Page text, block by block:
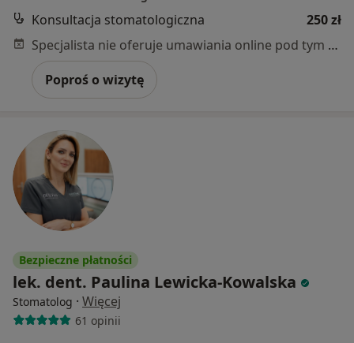
Konsultacja stomatologiczna
250 zł
Specjalista nie oferuje umawiania online pod tym adresem.
Poproś o wizytę
Bezpieczne płatności
lek. dent. Paulina Lewicka-Kowalska
Stomatolog · Więcej
61 opinii